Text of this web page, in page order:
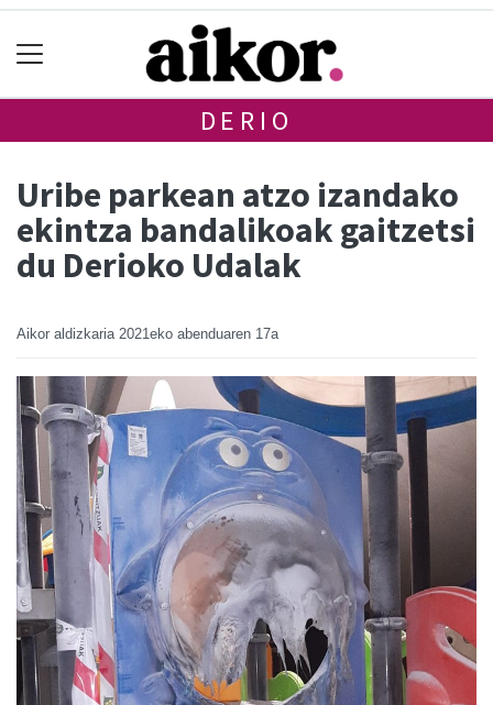
DERIO
Uribe parkean atzo izandako
ekintza bandalikoak gaitzetsi
du Derioko Udalak
Aikor aldizkaria 2021eko abenduaren 17a